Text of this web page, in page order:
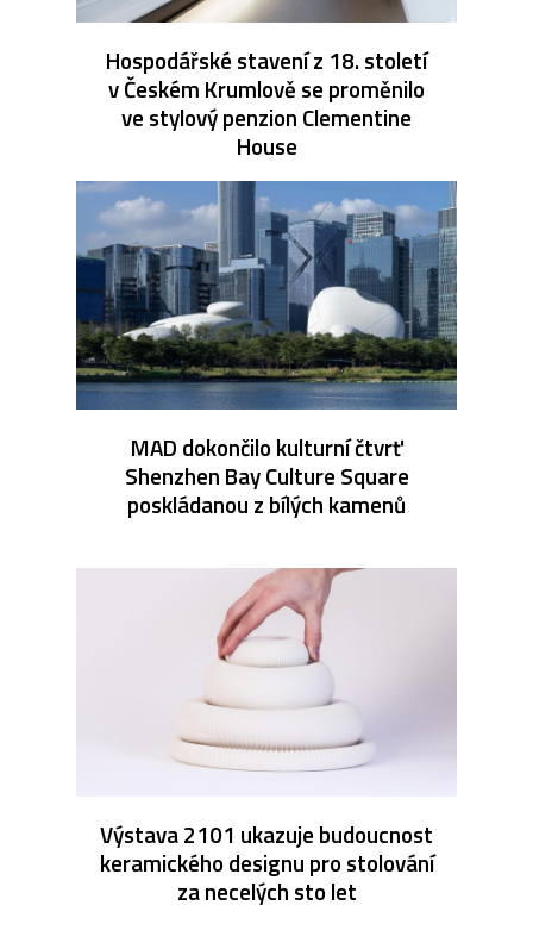
Hospodářské stavení z 18. století
v Českém Krumlově se proměnilo
ve stylový penzion Clementine
House
MAD dokončilo kulturní čtvrť
Shenzhen Bay Culture Square
poskládanou z bílých kamenů
Výstava 2101 ukazuje budoucnost
keramického designu pro stolování
za necelých sto let